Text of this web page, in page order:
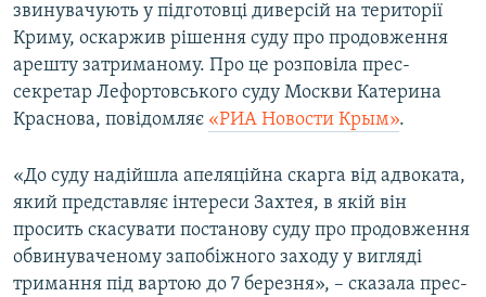
Усі сайти RFE/RL
звинувачують у підготовці диверсій на території
Криму, оскаржив рішення суду про продовження
арешту затриманому. Про це розповіла прес-
секретар Лефортовського суду Москви Катерина
Краснова, повідомляє «РИА Новости Крым».
«До суду надійшла апеляційна скарга від адвоката,
який представляє інтереси Захтея, в якій він
просить скасувати постанову суду про продовження
обвинуваченому запобіжного заходу у вигляді
тримання під вартою до 7 березня», – сказала прес-